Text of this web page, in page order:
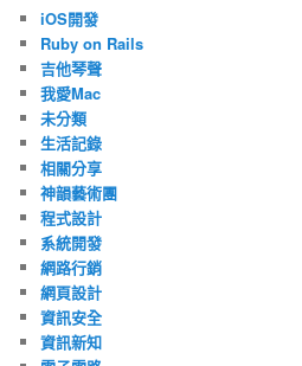
iOS開發
Ruby on Rails
吉他琴聲
我愛Mac
未分類
生活記錄
相關分享
神韻藝術團
程式設計
系統開發
網路行銷
網頁設計
資訊安全
資訊新知